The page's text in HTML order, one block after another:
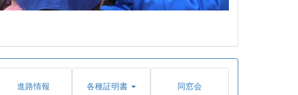
進路情報 各種証明書 同窓会